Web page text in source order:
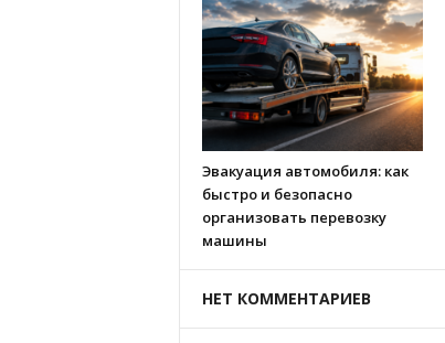
Эвакуация автомобиля: как
быстро и безопасно
организовать перевозку
машины
НЕТ КОММЕНТАРИЕВ